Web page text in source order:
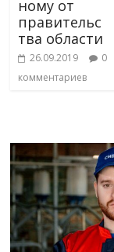
ному от
правительс
тва области
26.09.2019
0
комментариев